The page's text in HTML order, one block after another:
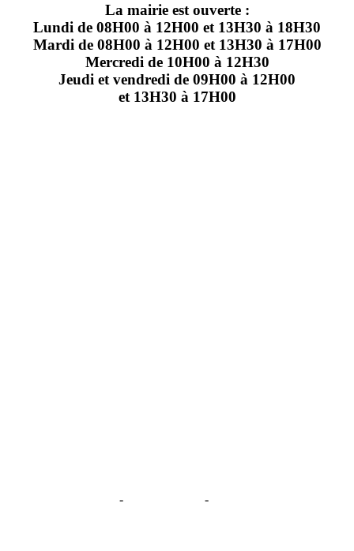
La mairie est ouverte :
Lundi de 08H00 à 12H00 et 13H30 à 18H30
Mardi de 08H00 à 12H00 et 13H30 à 17H00
Mercredi de 10H00 à 12H30
Jeudi et vendredi de 09H00 à 12H00
et 13H30 à 17H00
- -